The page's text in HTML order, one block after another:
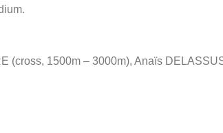
(cross, 1500m – 3000m), Anaïs